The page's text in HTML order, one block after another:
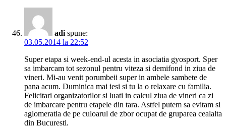
adi spune:
03.05.2014 la 22:52
Super etapa si week-end-ul acesta in asociatia gyosport. Sper
sa imbarcam tot sezonul pentru viteza si demifond in ziua de
vineri. Mi-au venit porumbeii super in ambele sambete de
pana acum. Duminica mai iesi si tu la o relaxare cu familia.
Felicitari organizatorilor si luati in calcul ziua de vineri ca zi
de imbarcare pentru etapele din tara. Astfel putem sa evitam si
aglomeratia de pe culoarul de zbor ocupat de gruparea cealalta
din Bucuresti.